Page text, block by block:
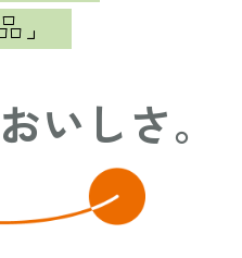
」
いしさ。